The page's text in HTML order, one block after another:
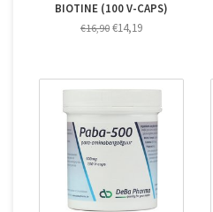
BIOTINE (100 V-CAPS)
€16,90 €14,19